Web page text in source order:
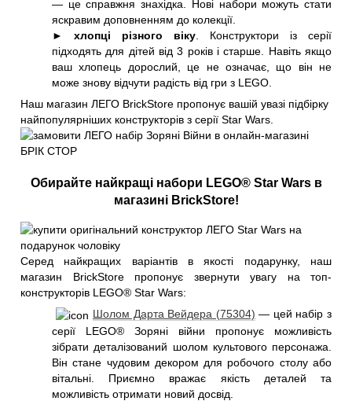
— це справжня знахідка. Нові набори можуть стати
яскравим доповненням до колекції.
► хлопці різного віку . Конструктори із серії
підходять для дітей від 3 років і старше. Навіть якщо
ваш хлопець дорослий, це не означає, що він не
може знову відчути радість від гри з LEGO.
Наш магазин ЛЕГО BrickStore пропонує вашій увазі підбірку
найпопулярніших конструкторів з серії Star Wars.
Обирайте найкращі набори LEGO® Star Wars в
магазині BrickStore!
Серед найкращих варіантів в якості подарунку, наш
магазин BrickStore пропонує звернути увагу на топ-
конструкторів LEGO® Star Wars:
Шолом Дарта Вейдера (75304) — цей набір з
серії LEGO® Зоряні війни пропонує можливість
зібрати деталізований шолом культового персонажа.
Він стане чудовим декором для робочого столу або
вітальні. Приємно вражає якість деталей та
можливість отримати новий досвід.